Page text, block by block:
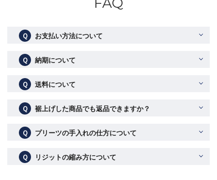
Ｑ お支払い方法について
Ｑ 納期について
Ｑ 送料について
Ｑ 裾上げした商品でも返品できますか？
Ｑ プリーツの手入れの仕方について
Ｑ リジットの縮み方について